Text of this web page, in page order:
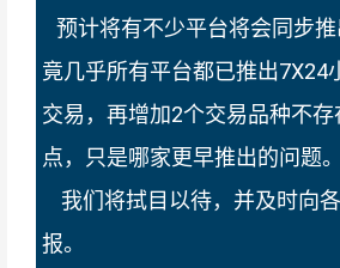
预计将有不少平台将会同步
竟几乎所有平台都已推出7X24
交易，再增加2个交易品种不
点，只是哪家更早推出的问题。
我们将拭目以待，并及时向
报。